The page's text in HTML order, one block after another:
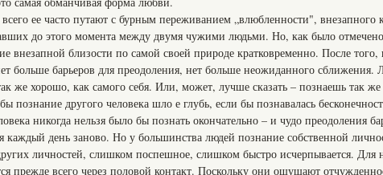
ее часто путают с бурным переживанием „влюбленности", внезапного
до этого момента между двумя чужими людьми. Но, как было отмечено
внезапной близости по самой своей природе кратковременно. После того,
больше барьеров для преодоления, нет больше неожиданного сближения.
же хорошо, как самого себя. Или, может, лучше сказать – познаешь так
познание другого человека шло е глубь, если бы познавалась
никогда нельзя было бы познать окончательно – и чудо преодоления
каждый день заново. Но у большинства людей познание собственной
личностей, слишком поспешное, слишком быстро исчерпывается. Для
прежде всего через половой контакт. Поскольку они ощущают